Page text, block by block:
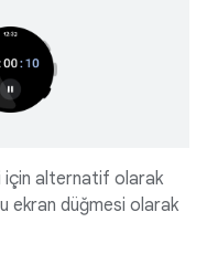
için alternatif olarak
ekran düğmesi olarak